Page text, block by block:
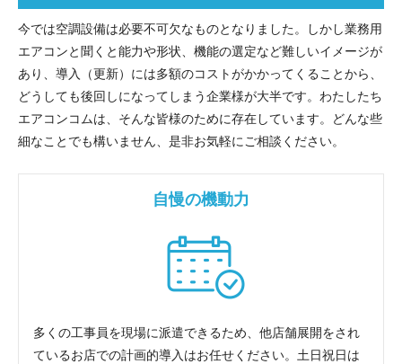
今では空調設備は必要不可欠なものとなりました。しかし業務用
エアコンと聞くと能力や形状、機能の選定など難しいイメージが
あり、導入（更新）には多額のコストがかかってくることから、
どうしても後回しになってしまう企業様が大半です。わたしたち
エアコンコムは、そんな皆様のために存在しています。どんな些
細なことでも構いません、是非お気軽にご相談ください。
自慢の機動力
多くの工事員を現場に派遣できるため、他店舗展開をされ
ているお店での計画的導入はお任せください。土日祝日は